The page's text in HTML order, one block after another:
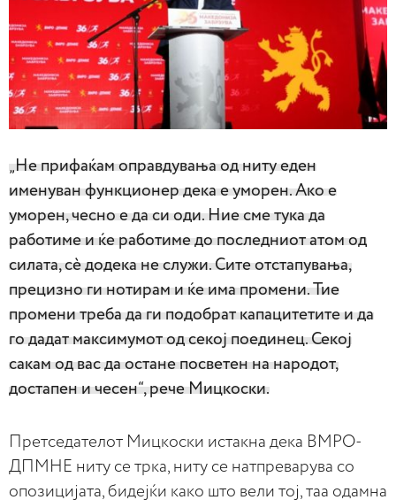
„Не прифаќам оправдувања од ниту еден
именуван функционер дека е уморен. Ако е
уморен, чесно е да си оди. Ние сме тука да
работиме и ќе работиме до последниот атом од
силата, сè додека не служи. Сите отстапувања,
прецизно ги нотирам и ќе има промени. Тие
промени треба да ги подобрат капацитетите и да
го дадат максимумот од секој поединец. Секој
сакам од вас да остане посветен на народот,
достапен и чесен“, рече Мицкоски.
Претседателот Мицкоски истакна дека ВМРО-
ДПМНЕ ниту се трка, ниту се натпреварува со
опозицијата, бидејќи како што вели тој, таа одамна